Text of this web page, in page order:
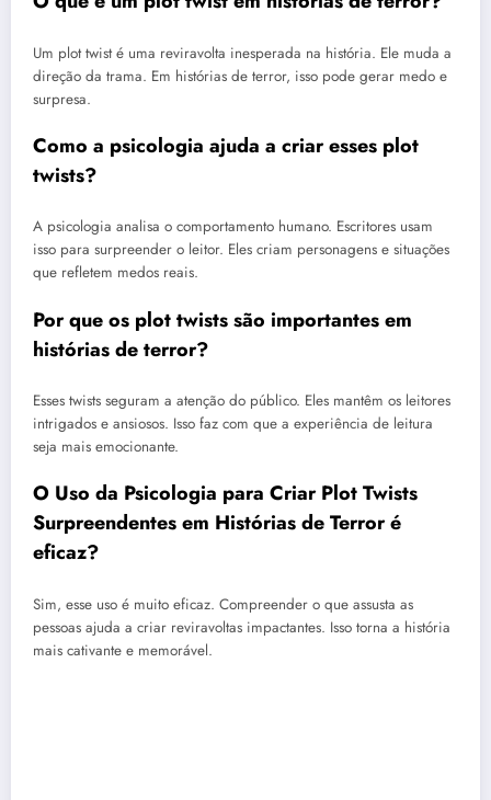
Um plot twist é uma reviravolta inesperada na história. Ele muda a
direção da trama. Em histórias de terror, isso pode gerar medo e
surpresa.
Como a psicologia ajuda a criar esses plot
twists?
A psicologia analisa o comportamento humano. Escritores usam
isso para surpreender o leitor. Eles criam personagens e situações
que refletem medos reais.
Por que os plot twists são importantes em
histórias de terror?
Esses twists seguram a atenção do público. Eles mantêm os leitores
intrigados e ansiosos. Isso faz com que a experiência de leitura
seja mais emocionante.
O Uso da Psicologia para Criar Plot Twists
Surpreendentes em Histórias de Terror é
eficaz?
Sim, esse uso é muito eficaz. Compreender o que assusta as
pessoas ajuda a criar reviravoltas impactantes. Isso torna a história
mais cativante e memorável.